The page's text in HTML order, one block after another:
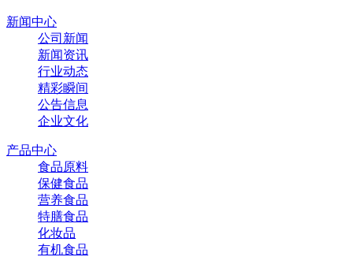
新闻中心
公司新闻
新闻资讯
行业动态
精彩瞬间
公告信息
企业文化
产品中心
食品原料
保健食品
营养食品
特膳食品
化妆品
有机食品